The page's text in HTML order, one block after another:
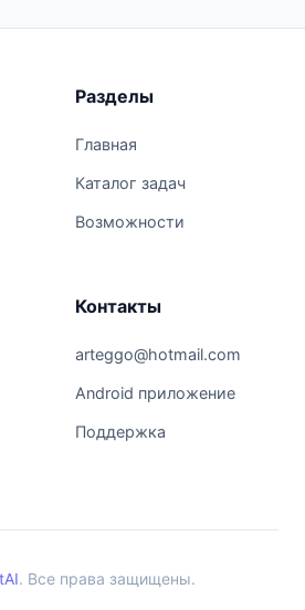
Разделы
Главная
Каталог задач
Возможности
Контакты
arteggo@hotmail.com
Android приложение
Поддержка
. Все права защищены.